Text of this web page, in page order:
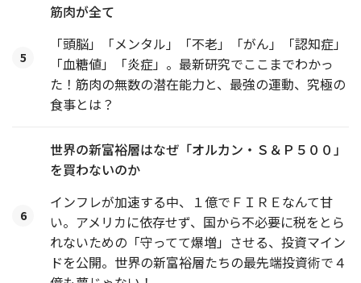
5
筋肉が全て
「頭脳」「メンタル」「不老」「がん」「認知症」
「血糖値」「炎症」。最新研究でここまでわかっ
た！筋肉の無数の潜在能力と、最強の運動、究極の
食事とは？
6
世界の新富裕層はなぜ「オルカン・Ｓ＆Ｐ５００」
を買わないのか
インフレが加速する中、１億でＦＩＲＥなんて甘
い。アメリカに依存せず、国から不必要に税をとら
れないための「守ってて爆増」させる、投資マイン
ドを公開。世界の新富裕層たちの最先端投資術で４